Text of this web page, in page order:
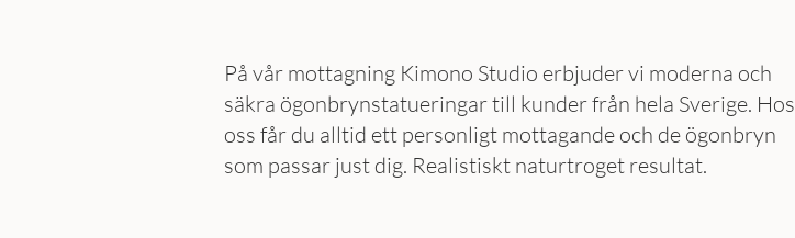
På vår mottagning Kimono Studio erbjuder vi moderna och
säkra ögonbrynstatueringar till kunder från hela Sverige. Hos
oss får du alltid ett personligt mottagande och de ögonbryn
som passar just dig. Realistiskt naturtroget resultat.